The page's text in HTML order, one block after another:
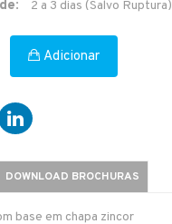
2 a 3 dias (Salvo Ruptura)
Adicionar
DOWNLOAD BROCHURAS
base em chapa zincor